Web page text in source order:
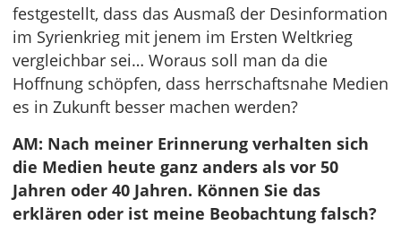
festgestellt, dass das Ausmaß der Desinformation
im Syrienkrieg mit jenem im Ersten Weltkrieg
vergleichbar sei… Woraus soll man da die
Hoffnung schöpfen, dass herrschaftsnahe Medien
es in Zukunft besser machen werden?
AM: Nach meiner Erinnerung verhalten sich
die Medien heute ganz anders als vor 50
Jahren oder 40 Jahren. Können Sie das
erklären oder ist meine Beobachtung falsch?